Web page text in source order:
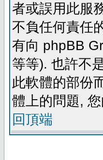
者或誤用此服
不負任何責任
有向 phpBB
等等). 也許不
此軟體的部份
體上的問題,
回頂端